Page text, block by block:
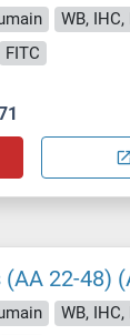
WB, IHC,
FITC
22-48)
WB, IHC,